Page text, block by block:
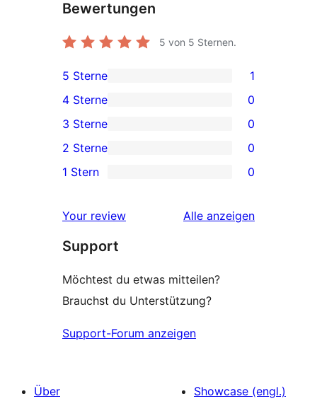
Bewertungen
5 von 5 Sternen.
1 5-
Sterne-
Rezension
5 Sterne 1
0 4-
Sterne-
Rezensionen
4 Sterne 0
0 3-
Sterne-
Rezensionen
3 Sterne 0
0 2-
Sterne-
2 Sterne 0
0 1-
Rezensionen
1 Stern 0
Your review Alle Rezensionen
anzeigen
Support
Möchtest du etwas mitteilen?
Brauchst du Unterstützung?
Support-Forum anzeigen
Über
Showcase (engl.)